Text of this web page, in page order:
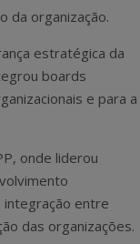
da organização.
estratégica da
boards
e para a
onde liderou
integração entre
das organizações.